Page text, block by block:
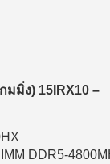
มมิ่ง) 15IRX10 –
DDR5-